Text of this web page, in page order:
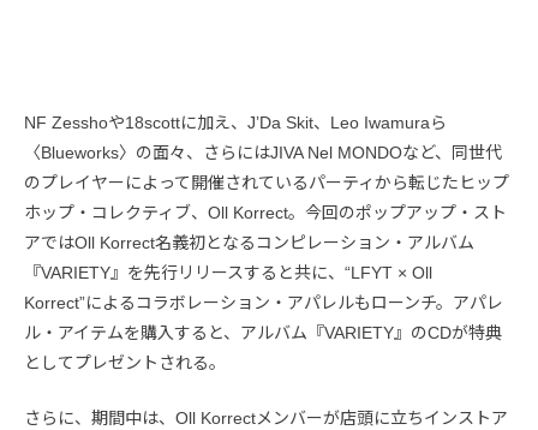
NF Zesshoや18scottに加え、J’Da Skit、Leo Iwamuraら
〈Blueworks〉の面々、さらにはJIVA Nel MONDOなど、同世代
のプレイヤーによって開催されているパーティから転じたヒップ
ホップ・コレクティブ、Oll Korrect。今回のポップアップ・スト
アではOll Korrect名義初となるコンピレーション・アルバム
『VARIETY』を先行リリースすると共に、“LFYT × Oll
Korrect”によるコラボレーション・アパレルもローンチ。アパレ
ル・アイテムを購入すると、アルバム『VARIETY』のCDが特典
としてプレゼントされる。
さらに、期間中は、Oll Korrectメンバーが店頭に立ちインストア